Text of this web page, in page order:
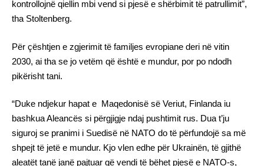
kontrollojnë qiellin mbi vend si pjesë e shërbimit të patrullimit”,
tha Stoltenberg.
Për çështjen e zgjerimit të familjes evropiane deri në vitin
2030, ai tha se jo vetëm që është e mundur, por po ndodh
pikërisht tani.
“Duke ndjekur hapat e Maqedonisë së Veriut, Finlanda iu
bashkua Aleancës si përgjigje ndaj pushtimit rus. Dua t’ju
siguroj se pranimi i Suedisë në NATO do të përfundojë sa më
shpejt të jetë e mundur. Kjo vlen edhe për Ukrainën, të gjithë
aleatët tanë janë pajtuar që vendi të bëhet pjesë e NATO-s,